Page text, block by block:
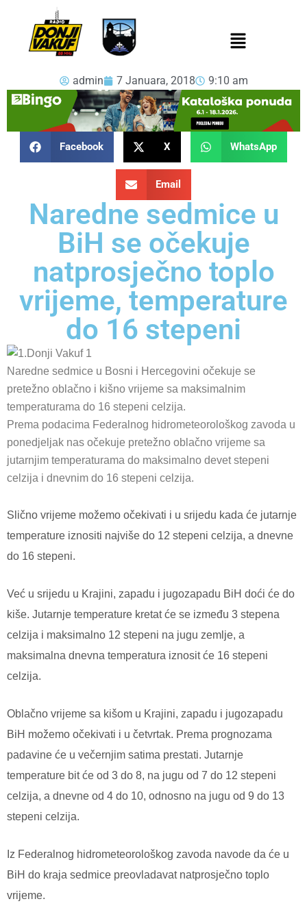
admin 7 Januara, 2018 9:10 am
Facebook X WhatsApp
Email
Naredne sedmice u
BiH se očekuje
natprosječno toplo
vrijeme, temperature
do 16 stepeni
Naredne sedmice u Bosni i Hercegovini očekuje se
pretežno oblačno i kišno vrijeme sa maksimalnim
temperaturama do 16 stepeni celzija.
Prema podacima Federalnog hidrometeorološkog zavoda u
ponedjeljak nas očekuje pretežno oblačno vrijeme sa
jutarnjim temperaturama do maksimalno devet stepeni
celzija i dnevnim do 16 stepeni celzija.
Slično vrijeme možemo očekivati i u srijedu kada će jutarnje
temperature iznositi najviše do 12 stepeni celzija, a dnevne
do 16 stepeni.
Već u srijedu u Krajini, zapadu i jugozapadu BiH doći će do
kiše. Jutarnje temperature kretat će se između 3 stepena
celzija i maksimalno 12 stepeni na jugu zemlje, a
maksimalna dnevna temperatura iznosit će 16 stepeni
celzija.
Oblačno vrijeme sa kišom u Krajini, zapadu i jugozapadu
BiH možemo očekivati i u četvrtak. Prema prognozama
padavine će u večernjim satima prestati. Jutarnje
temperature bit će od 3 do 8, na jugu od 7 do 12 stepeni
celzija, a dnevne od 4 do 10, odnosno na jugu od 9 do 13
stepeni celzija.
Iz Federalnog hidrometeorološkog zavoda navode da će u
BiH do kraja sedmice preovladavat natprosječno toplo
vrijeme.